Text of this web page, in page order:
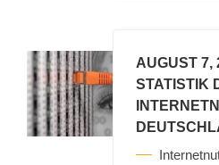
AUGUST 7,
STATISTIK